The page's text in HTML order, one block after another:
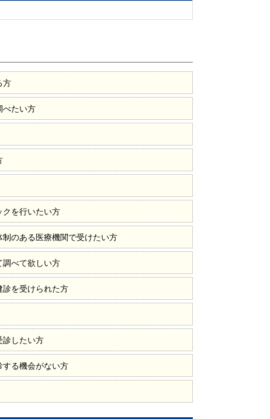
方
べたい方
クを行いたい方
のある医療機関で受けたい方
調べて欲しい方
を受けられた方
診したい方
る機会がない方